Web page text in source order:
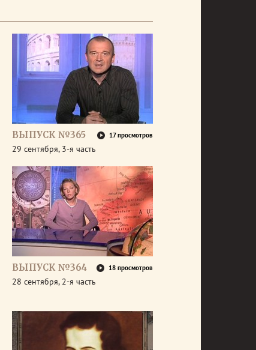
ВЫПУСК №365 17 просмотров
29 сентября, 3-я часть
ВЫПУСК №364 18 просмотров
28 сентября, 2-я часть